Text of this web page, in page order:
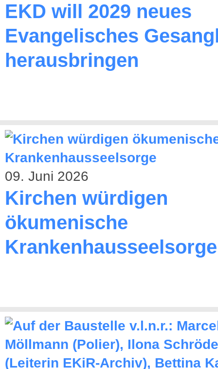
EKD will 2029 neues
Evangelisches
herausbringen
09. Juni 2026
Kirchen würdigen
ökumenische
Krankenhausseelsorge